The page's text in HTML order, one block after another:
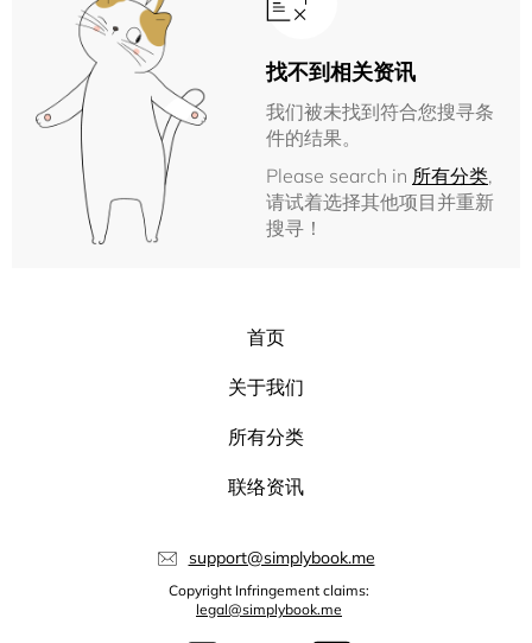
找不到相关资讯
我们被未找到符合您搜寻条
件的结果。
Please search in 所有分类,
请试着选择其他项目并重新
搜寻！
首页
关于我们
所有分类
联络资讯
support@simplybook.me
Copyright Infringement claims:
legal@simplybook.me